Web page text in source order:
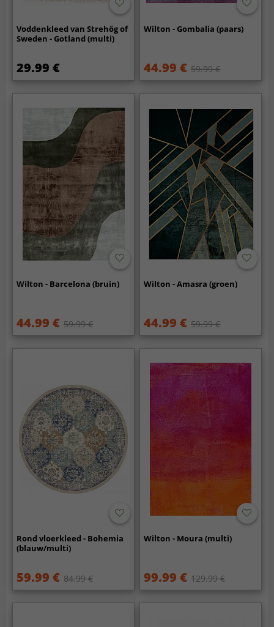
Voddenkleed van Strehög of
Sweden - Gotland (multi)
29.99 €
Wilton - Gombalia (paars)
44.99 € 59.99 €
Wilton - Barcelona (bruin)
44.99 € 59.99 €
Wilton - Amasra (groen)
44.99 € 59.99 €
Rond vloerkleed - Bohemia
(blauw/multi)
59.99 € 84.99 €
Wilton - Moura (multi)
99.99 € 129.99 €